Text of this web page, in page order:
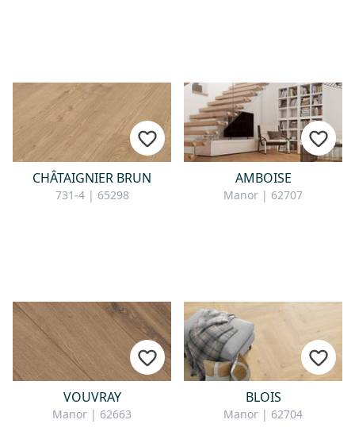
CHÂTAIGNIER BRUN
731-4 | 65298
AMBOISE
Manor | 62707
VOUVRAY
Manor | 62663
BLOIS
Manor | 62704